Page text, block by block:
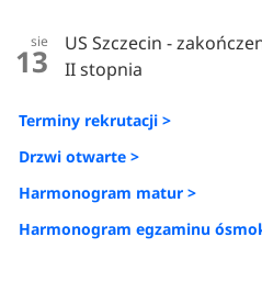
sie
13
US Szczecin -
II stopnia
Terminy rekrutacji >
Drzwi otwarte >
Harmonogram matur >
Harmonogram egzaminu